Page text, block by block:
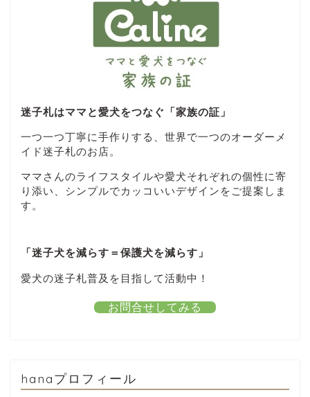
迷子札はママと愛犬をつなぐ「家族の証」
一つ一つ丁寧に手作りする、世界で一つのオーダーメ
イド迷子札のお店。
ママさんのライフスタイルや愛犬それぞれの個性に寄
り添い、シンプルでカッコいいデザインをご提案しま
す。
「迷子犬を減らす＝保護犬を減らす」
愛犬の迷子札普及を目指して活動中！
お問合せしてみる
hanaプロフィール